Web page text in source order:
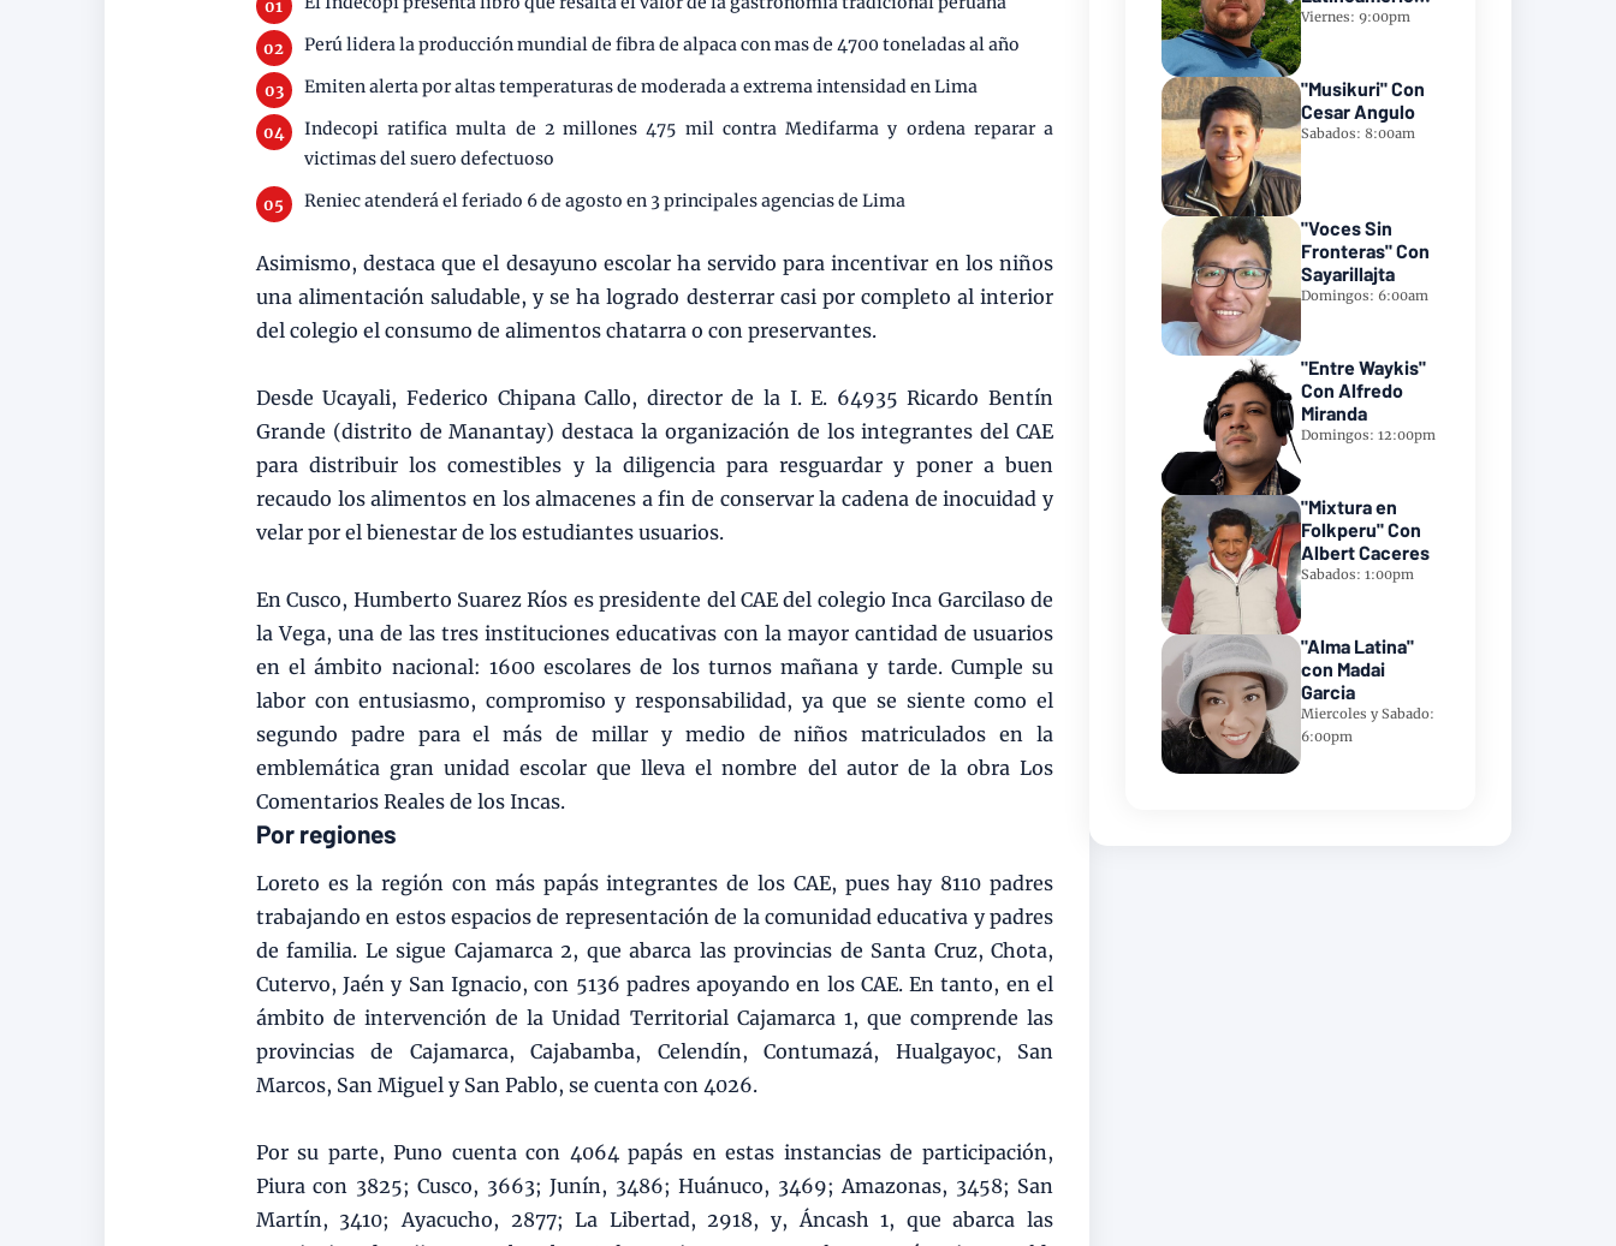
Perú lidera la producción mundial de fibra de alpaca con mas de 4700 toneladas al año
Emiten alerta por altas temperaturas de moderada a extrema intensidad en Lima
Indecopi ratifica multa de 2 millones 475 mil contra Medifarma y ordena reparar a
victimas del suero defectuoso
Reniec atenderá el feriado 6 de agosto en 3 principales agencias de Lima
Asimismo, destaca que el desayuno escolar ha servido para incentivar en los niños
una alimentación saludable, y se ha logrado desterrar casi por completo al interior
del colegio el consumo de alimentos chatarra o con preservantes.
Desde Ucayali, Federico Chipana Callo, director de la I. E. 64935 Ricardo Bentín
Grande (distrito de Manantay) destaca la organización de los integrantes del CAE
para distribuir los comestibles y la diligencia para resguardar y poner a buen
recaudo los alimentos en los almacenes a fin de conservar la cadena de inocuidad y
velar por el bienestar de los estudiantes usuarios.
En Cusco, Humberto Suarez Ríos es presidente del CAE del colegio Inca Garcilaso de
la Vega, una de las tres instituciones educativas con la mayor cantidad de usuarios
en el ámbito nacional: 1600 escolares de los turnos mañana y tarde. Cumple su
labor con entusiasmo, compromiso y responsabilidad, ya que se siente como el
segundo padre para el más de millar y medio de niños matriculados en la
emblemática gran unidad escolar que lleva el nombre del autor de la obra Los
Comentarios Reales de los Incas.
Por regiones
Loreto es la región con más papás integrantes de los CAE, pues hay 8110 padres
trabajando en estos espacios de representación de la comunidad educativa y padres
de familia. Le sigue Cajamarca 2, que abarca las provincias de Santa Cruz, Chota,
Cutervo, Jaén y San Ignacio, con 5136 padres apoyando en los CAE. En tanto, en el
ámbito de intervención de la Unidad Territorial Cajamarca 1, que comprende las
provincias de Cajamarca, Cajabamba, Celendín, Contumazá, Hualgayoc, San
Marcos, San Miguel y San Pablo, se cuenta con 4026.
Por su parte, Puno cuenta con 4064 papás en estas instancias de participación,
Piura con 3825; Cusco, 3663; Junín, 3486; Huánuco, 3469; Amazonas, 3458; San
Martín, 3410; Ayacucho, 2877; La Libertad, 2918, y, Áncash 1, que abarca las
Con Frank
Viernes: 9:00pm
"Musikuri" Con
Cesar Angulo
Sabados: 8:00am
"Voces Sin
Fronteras" Con
Sayarillajta
Domingos: 6:00am
"Entre Waykis"
Con Alfredo
Miranda
Domingos: 12:00pm
"Mixtura en
Folkperu" Con
Albert Caceres
Sabados: 1:00pm
"Alma Latina"
con Madai
Garcia
Miercoles y Sabado:
6:00pm